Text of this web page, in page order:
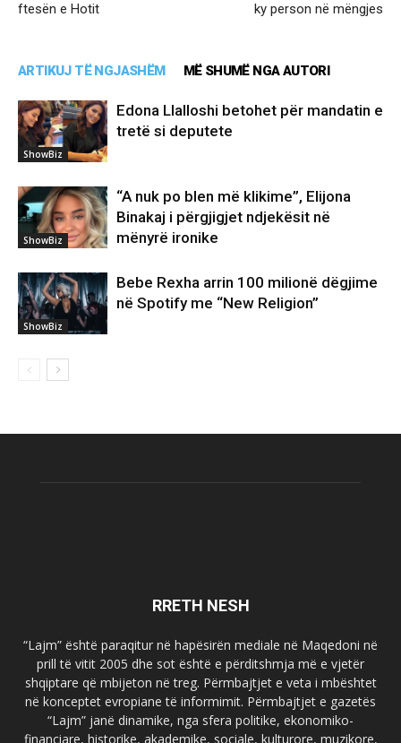
ftesën e Hotit
ky person në mëngjes
ARTIKUJ TË NGJASHËM MË SHUMË NGA AUTORI
ShowBiz
Edona Llalloshi betohet për mandatin e
tretë si deputete
ShowBiz
“A nuk po blen më klikime”, Elijona
Binakaj i përgjigjet ndjekësit në
mënyrë ironike
ShowBiz
Bebe Rexha arrin 100 milionë dëgjime
në Spotify me “New Religion”
RRETH NESH
“Lajm” është paraqitur në hapësirën mediale në Maqedoni në
prill të vitit 2005 dhe sot është e përditshmja më e vjetër
shqiptare që mbijeton në treg. Përmbajtjet e veta i mbështet
në konceptet evropiane të informimit. Përmbajtjet e gazetës
“Lajm” janë dinamike, nga sfera politike, ekonomiko-
financiare, historike, akademike, sociale, kulturore, muzikore,